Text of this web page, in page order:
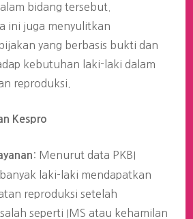
bidang tersebut.
ini juga menyulitkan
yang berbasis bukti dan
kebutuhan laki-laki dalam
reproduksi.
Kespro
: Menurut data PKBI
laki-laki mendapatkan
reproduksi setelah
seperti IMS atau kehamilan